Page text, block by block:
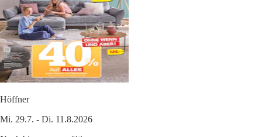
Höffner
Mi. 29.7. - Di. 11.8.2026